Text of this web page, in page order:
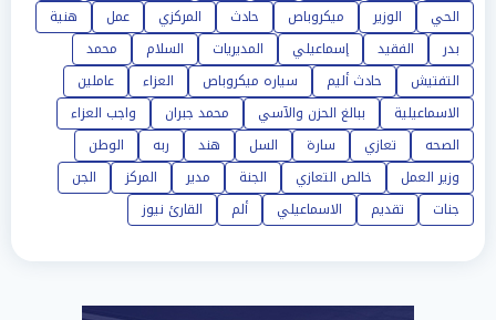
الحي
الوزير ميكروباص حادث المركزي عمل
هنية
بدر
الفقيد إسماعيلي المديريات السلام
محمد
التفتيش
حادث أليم سياره ميكروباص العزاء
عاملين
الاسماعيلية
ببالغ الحزن والآسي محمد جبران
واجب العزاء
الصحه
تعازي سارة السل هند ربه
الوطن
وزير العمل
خالص التعازي الجنة مدير المركز
الجن
جنات
تقديم الاسماعيلي ألم القارئ نيوز